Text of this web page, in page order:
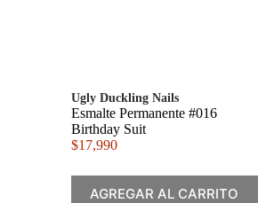
Ugly Duckling Nails
Esmalte Permanente #016
Birthday Suit
$17,990
AGREGAR AL CARRITO